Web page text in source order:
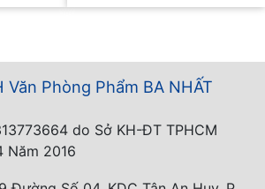
Văn Phòng Phẩm BA NHẤT
do Sở KH-ĐT TPHCM
Năm 2016